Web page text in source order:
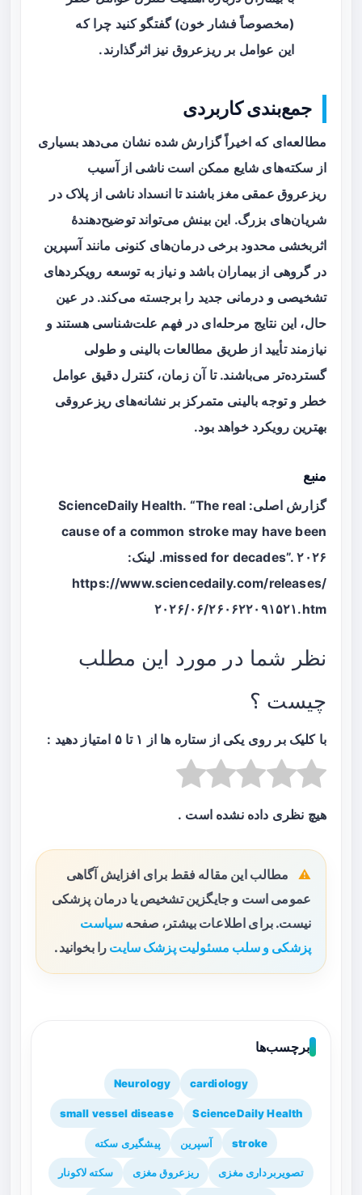
(مخصوصاً فشار خون) گفتگو کنید چرا که
این عوامل بر ریزعروق نیز اثرگذارند.
جمع‌بندی کاربردی
مطالعه‌ای که اخیراً گزارش شده نشان می‌دهد بسیاری
از سکته‌های شایع ممکن است ناشی ازآسیب
ریزعروق عمقی مغز باشند تا انسداد ناشی از پلاک در
شریان‌های بزرگ. این بینش می‌تواند توضیح‌دهندهٔ
اثربخشی محدود برخی درمان‌های کنونی مانند آسپرین
در گروهی از بیماران باشد و نیاز به توسعه رویکردهای
تشخیصی و درمانی جدید را برجسته می‌کند. در عین
حال، این نتایج مرحله‌ای در فهم علت‌شناسی هستند و
نیازمند تأیید از طریق مطالعات بالینی و طولی
گسترده‌تر می‌باشند. تا آن زمان، کنترل دقیق عوامل
خطر و توجه بالینی متمرکز بر نشانه‌های ریزعروقی
بهترین رویکرد خواهد بود.
منبع
گزارش اصلی: ScienceDaily Health. “The real
cause of a common stroke may have been
missed for decades”. ۲۰۲۶. لینک:
https://www.sciencedaily.com/releases/
۲۰۲۶/۰۶/۲۶۰۶۲۲۰۹۱۵۲۱.htm
نظر شما در مورد این مطلب
چیست ؟
با کلیک بر روی یکی از ستاره ها از ۱ تا ۵ امتیاز دهید :
هیچ نظری داده نشده است .
مطالب این مقاله فقط برای افزایش آگاهی
عمومی است و جایگزین تشخیص یا درمان پزشکی
نیست. برای اطلاعات بیشتر، صفحه سیاست
پزشکی و سلب مسئولیت پزشک سایت را بخوانید.
برچسب‌ها
cardiology
Neurology
ScienceDaily Health
small vessel disease
stroke آسپرین پیشگیری سکته
تصویربرداری مغزی ریزعروق مغزی سکته لاکونار